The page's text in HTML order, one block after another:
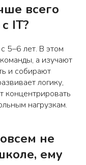
всего
IT?
5–6 лет. В этом
а изучают
и собирают
логику,
концентрировать
нагрузкам.
не
ему